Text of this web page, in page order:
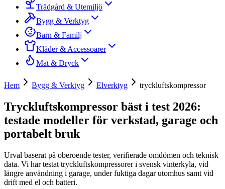
Trädgård & Utemiljö
Bygg & Verktyg
Barn & Familj
Kläder & Accessoarer
Mat & Dryck
Hem Bygg & Verktyg Elverktyg tryckluftskompressor
Tryckluftskompressor bäst i test 2026:
testade modeller för verkstad, garage och
portabelt bruk
Urval baserat på oberoende tester, verifierade omdömen och teknisk
data. Vi har testat tryckluftskompressorer i svensk vinterkyla, vid
längre användning i garage, under fuktiga dagar utomhus samt vid
drift med el och batteri.